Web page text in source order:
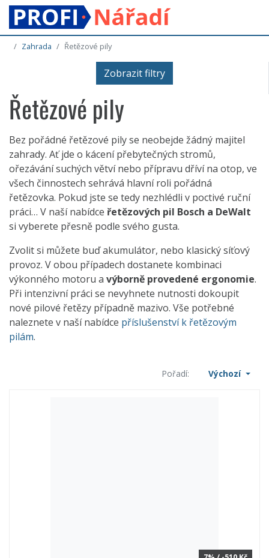
Zahrada Řetězové pily
Zobrazit filtry
Řetězové pily
Bez pořádné řetězové pily se neobejde žádný majitel
zahrady. Ať jde o kácení přebytečných stromů,
ořezávání suchých větví nebo přípravu dříví na otop, ve
všech činnostech sehrává hlavní roli pořádná
řetězovka. Pokud jste se tedy nezhlédli v poctivé ruční
práci… V naší nabídce řetězových pil Bosch a DeWalt
si vyberete přesně podle svého gusta.
Zvolit si můžete buď akumulátor, nebo klasický síťový
provoz. V obou případech dostanete kombinaci
výkonného motoru a výborně provedené ergonomie.
Při intenzivní práci se nevyhnete nutnosti dokoupit
nové pilové řetězy případně mazivo. Vše potřebné
naleznete v naší nabídce příslušenství k řetězovým
pilám.
Pořadí: Výchozí